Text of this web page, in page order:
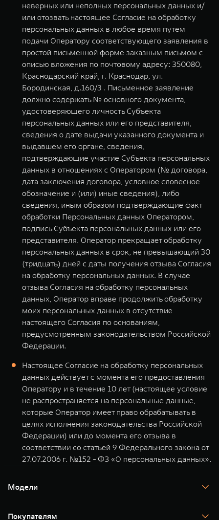
неверных или неполных персональных данных и/
или отозвать настоящее Согласие на обработку
персональных данных в любое время путем
подачи Оператору соответствующего заявления в
простой письменной форме заказным письмом с
описью вложения по почтовому адресу: 350080,
Краснодарский край, г. Краснодар, ул.
Бородинская, д.160/3 . Письменное заявление
должно содержать № основного документа,
удостоверяющего личность Субъекта
персональных данных или его представителя,
сведения о дате выдачи указанного документа и
выдавшем его органе, сведения,
подтверждающие участие Субъекта персональных
данных в отношениях с Оператором (№ договора,
дата заключения договора, условное словесное
обозначение и (или) иные сведения), либо
сведения, иным образом подтверждающие факт
обработки Персональных данных Оператором,
подпись Субъекта персональных данных или его
представителя. Оператор прекращает обработку
персональных данных в срок, не превышающий 30
(тридцать) дней с даты получения отзыва Согласия
на обработку персональных данных. В случае
отзыва Согласия на обработку персональных
данных, Оператор вправе продолжить обработку
моих персональных данных в отсутствие
настоящего Согласия по основаниям,
предусмотренным законодательством Российской
Федерации.
Настоящее Согласие на обработку персональных
данных действует с момента его предоставления
Оператору и в течение 10 лет (настоящее условие
не распространяется на персональные данные,
которые Оператор имеет право обрабатывать в
целях исполнения законодательства Российской
Федерации) или до момента его отзыва в
соответствии со статьей 9 Федерального закона от
27.07.2006 г. №152 - ФЗ «О персональных данных».
Модели
TANK 400
Покупателям